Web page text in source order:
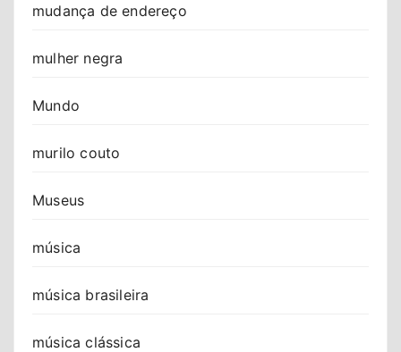
mudança de endereço
mulher negra
Mundo
murilo couto
Museus
música
música brasileira
música clássica